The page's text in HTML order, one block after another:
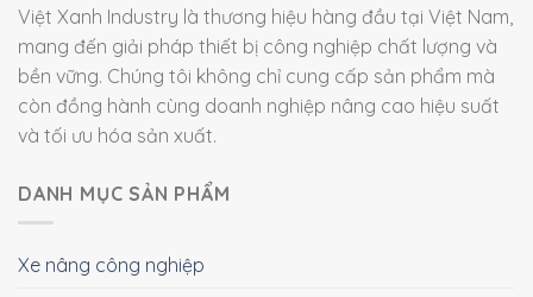
Việt Xanh Industry là thương hiệu hàng đầu tại Việt Nam,
mang đến giải pháp thiết bị công nghiệp chất lượng và
bền vững. Chúng tôi không chỉ cung cấp sản phẩm mà
còn đồng hành cùng doanh nghiệp nâng cao hiệu suất
và tối ưu hóa sản xuất.
DANH MỤC SẢN PHẨM
Xe nâng công nghiệp